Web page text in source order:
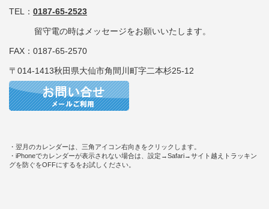
TEL： 0187-65-2523
留守電の時はメッセージをお願いいたします。
FAX：0187-65-2570
〒014-1413秋田県大仙市角間川町字二本杉25-12
・翌月のカレンダーは、三角アイコン右向きをクリックします。
・iPhoneでカレンダーが表示されない場合は、設定→Safari→サイト越えトラッキン
グを防ぐをOFFにするをお試しください。